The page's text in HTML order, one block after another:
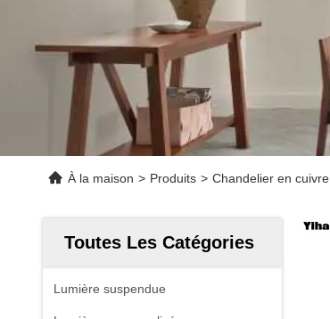
À la maison > Produits > Chandelier en cuivre
Toutes Les Catégories
Lumière suspendue